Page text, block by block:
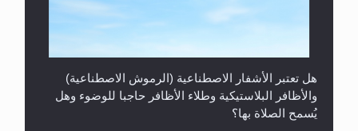
هل تعتبر الأشفار الاصطناعية (الرموش الاصطناعية)
والأظافر البلاستيكية وطلاء الأظافر حاجبا للوضوء وهل
يُسمح الصلاة بها؟